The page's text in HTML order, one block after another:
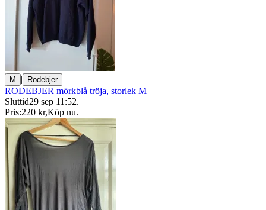
M | Rodebjer
RODEBJER mörkblå tröja, storlek M
Sluttid29 sep 11:52.
Pris:220 kr,Köp nu.